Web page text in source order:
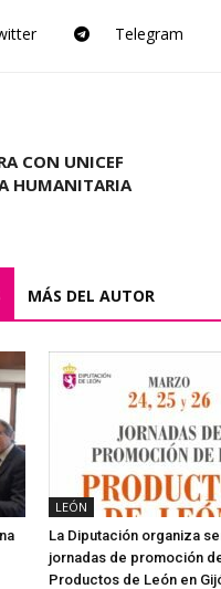
Telegram
CON UNICEF
HUMANITARIA
MÁS DEL AUTOR
LEÓN
La Diputación organiza
jornadas de promoción
Productos de León en